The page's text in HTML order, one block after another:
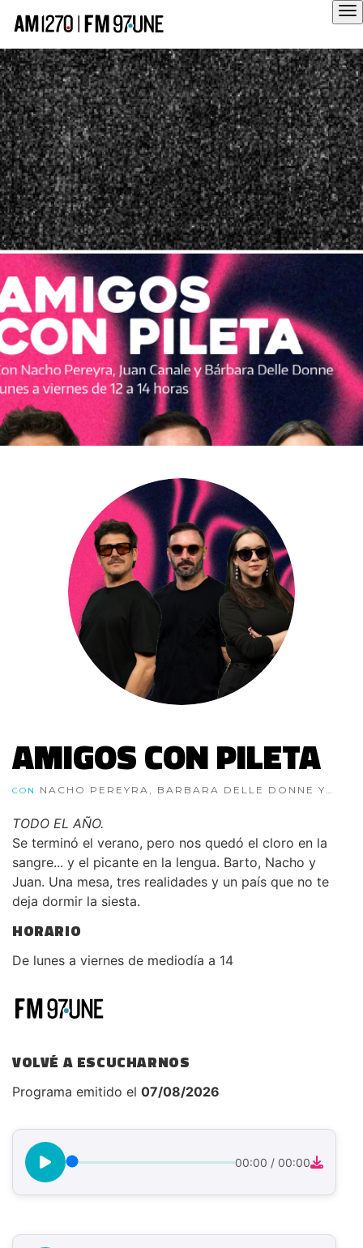
AMIGOS CON PILETA
CON NACHO PEREYRA, BARBARA DELLE DONNE Y
TODO EL AÑO.
Se terminó el verano, pero nos quedó el cloro en la
sangre... y el picante en la lengua. Barto, Nacho y
Juan. Una mesa, tres realidades y un país que no te
deja dormir la siesta.
HORARIO
De lunes a viernes de mediodía a 14
VOLVÉ A ESCUCHARNOS
Programa emitido el 07/08/2026
00:00 / 00:00